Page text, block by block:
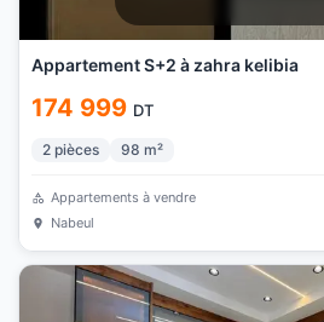
Appartement S+2 à zahra kelibia
174 999 DT
2 pièces 98 m²
Appartements à vendre
Nabeul